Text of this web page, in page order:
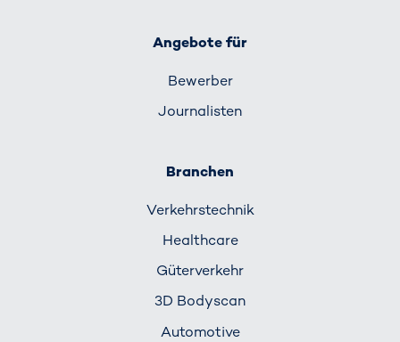
Angebote für
Bewerber
Journalisten
Branchen
Verkehrs­technik
Healthcare
Güterverkehr
3D Bodyscan
Automotive